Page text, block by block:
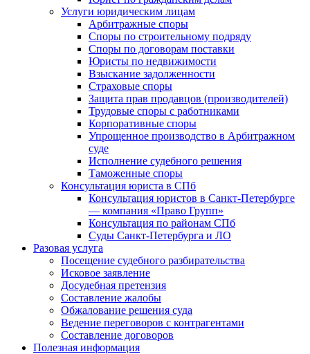
Услуги юридическим лицам
Арбитражные споры
Споры по строительному подряду
Споры по договорам поставки
Юристы по недвижимости
Взыскание задолженности
Страховые споры
Защита прав продавцов (производителей)
Трудовые споры с работниками
Корпоративные споры
Упрощенное производство в Арбитражном
суде
Исполнение судебного решения
Таможенные споры
Консультация юриста в СПб
Консультация юристов в Санкт-Петербурге
— компания «Право Групп»
Консультация по районам СПб
Суды Санкт-Петербурга и ЛО
Разовая услуга
Посещение судебного разбирательства
Исковое заявление
Досудебная претензия
Составление жалобы
Обжалование решения суда
Ведение переговоров с контрагентами
Составление договоров
Полезная информация